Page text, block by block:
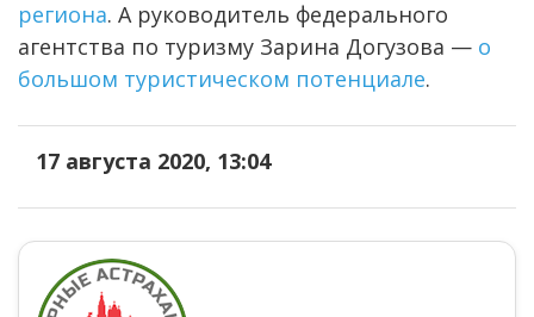
региона. А руководитель федерального
агентства по туризму Зарина Догузова — о
большом туристическом потенциале.
17 августа 2020, 13:04